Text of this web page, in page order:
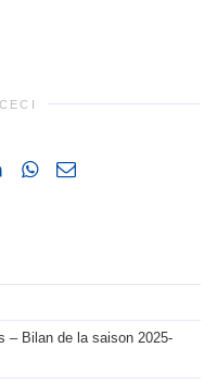
– Bilan de la saison 2025-